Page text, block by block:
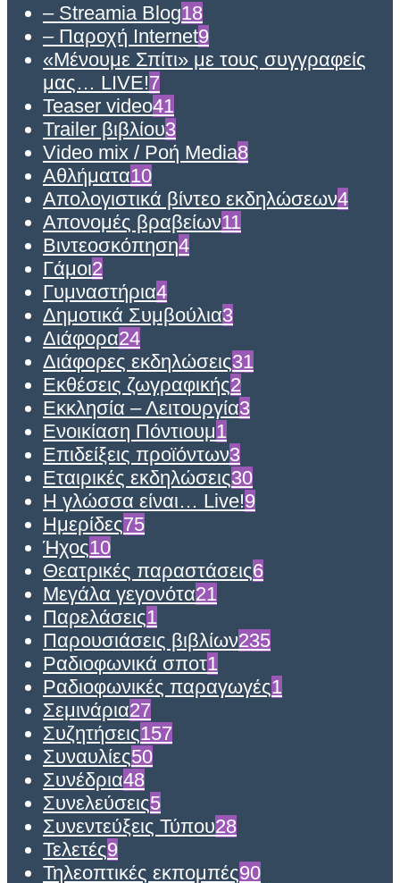
– Streamia Blog18
– Παροχή Internet9
«Μένουμε Σπίτι» με τους συγγραφείς
μας… LIVE!7
Teaser video41
Trailer βιβλίου3
Video mix / Ροή Media8
Αθλήματα10
Απολογιστικά βίντεο εκδηλώσεων4
Απονομές βραβείων11
Βιντεοσκόπηση4
Γάμοι2
Γυμναστήρια4
Δημοτικά Συμβούλια3
Διάφορα24
Διάφορες εκδηλώσεις31
Εκθέσεις ζωγραφικής2
Εκκλησία – Λειτουργία3
Ενοικίαση Πόντιουμ1
Επιδείξεις προϊόντων3
Εταιρικές εκδηλώσεις30
Η γλώσσα είναι… Live!9
Ημερίδες75
Ήχος10
Θεατρικές παραστάσεις6
Μεγάλα γεγονότα21
Παρελάσεις1
Παρουσιάσεις βιβλίων235
Ραδιοφωνικά σποτ1
Ραδιοφωνικές παραγωγές1
Σεμινάρια27
Συζητήσεις157
Συναυλίες50
Συνέδρια48
Συνελεύσεις5
Συνεντεύξεις Τύπου28
Τελετές9
Τηλεοπτικές εκπομπές90